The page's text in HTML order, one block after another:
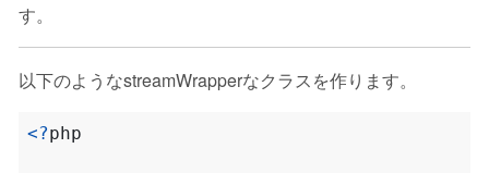
す。
以下のようなstreamWrapperなクラスを作ります。
<?php